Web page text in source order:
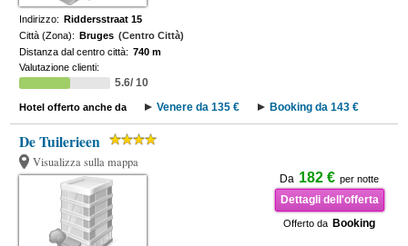
Indirizzo: Riddersstraat 15
Città (Zona): Bruges (Centro Città)
Distanza dal centro città: 740 m
Valutazione clienti:
5.6/ 10
Hotel offerto anche da Venere da 135 € Booking da 143 €
De Tuilerieen
Visualizza sulla mappa
Da 182 € per notte
Dettagli dell'offerta
Offerto da Booking